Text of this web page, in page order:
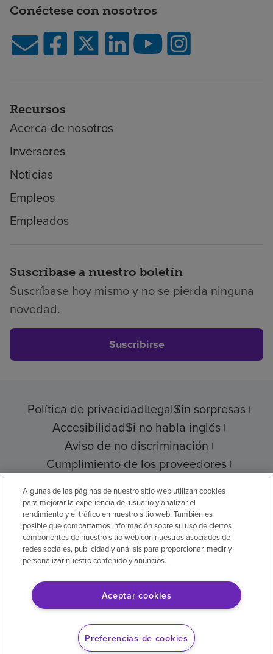
Conéctese con nosotros
Recursos
Acerca de nosotros
Inversores
Noticias
Empleos
Empleados
Suscríbase a nuestro boletín
Suscríbase hoy mismo y no se pierda ninguna
novedad.
Suscribirse
Política de privacidadLegalSin sorpresas
AccesibilidadSi no habla inglés
Aviso de no discriminación
Cumplimiento de los proveedores
© 2026 Encompass Health Corporation
Preferencias de cookies
Aviso legal: Se tradujo con la ayuda de
inteligencia artificial (IA). La versión en inglés
es la versión oficial.
Algunas de las páginas de nuestro sitio web utilizan cookies
para mejorar la experiencia del usuario y analizar el
rendimiento y el tráfico en nuestro sitio web. También es
posible que compartamos información sobre su uso de ciertos
componentes de nuestro sitio web con nuestros asociados de
redes sociales, publicidad y análisis para proporcionar, medir y
personalizar nuestro contenido y anuncios.
Aceptar cookies
Preferencias de cookies